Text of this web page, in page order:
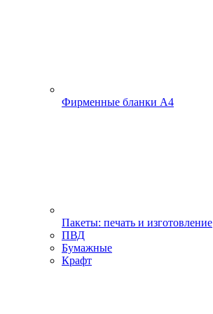
Фирменные бланки А4
Пакеты: печать и изготовление
ПВД
Бумажные
Крафт